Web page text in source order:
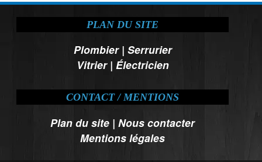
PLAN DU SITE
Plombier| Serrurier
Vitrier| Électricien
CONTACT / MENTIONS
Plan du site |Nous contacter
Mentions légales